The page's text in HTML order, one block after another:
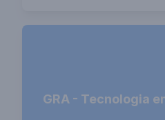
GRA - Tecnologia